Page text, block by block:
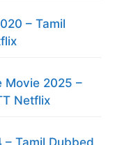
– Tamil
Movie 2025 –
Netflix
– Tamil Dubbed